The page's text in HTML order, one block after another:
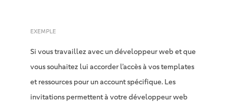
EXEMPLE
Si vous travaillez avec un développeur web et que
vous souhaitez lui accorder l’accès à vos templates
et ressources pour un account spécifique. Les
invitations permettent à votre développeur web